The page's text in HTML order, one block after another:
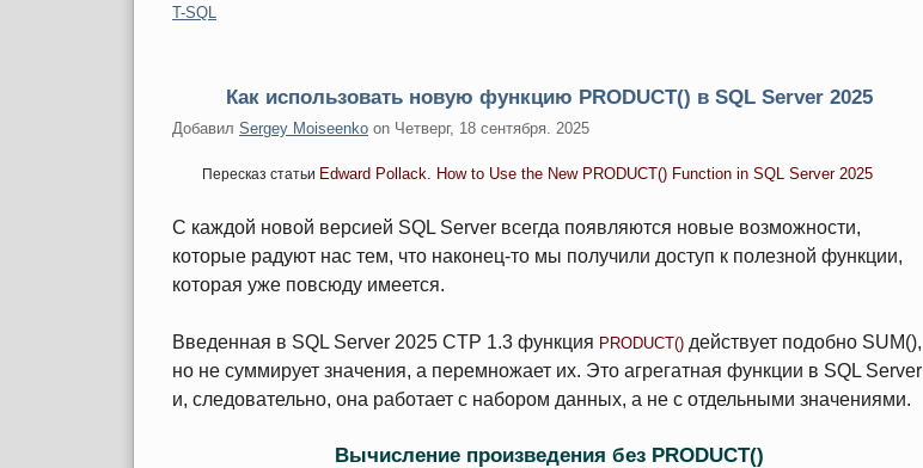
Категории:
T-SQL
Как использовать новую функцию PRODUCT() в SQL Server 2025
Добавил Sergey Moiseenko on Четверг, 18 сентября. 2025
Пересказ статьи Edward Pollack. How to Use the New PRODUCT() Function in SQL Server 2025
С каждой новой версией SQL Server всегда появляются новые возможности,
которые радуют нас тем, что наконец-то мы получили доступ к полезной функции,
которая уже повсюду имеется.
Введенная в SQL Server 2025 CTP 1.3 функция PRODUCT() действует подобно SUM(),
но не суммирует значения, а перемножает их. Это агрегатная функции в SQL Server
и, следовательно, она работает с набором данных, а не с отдельными значениями.
Вычисление произведения без PRODUCT()